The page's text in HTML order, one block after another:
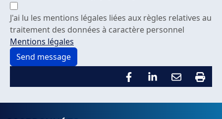
J'ai lu les mentions légales liées aux règles relatives au
traitement des données à caractère personnel
Mentions légales